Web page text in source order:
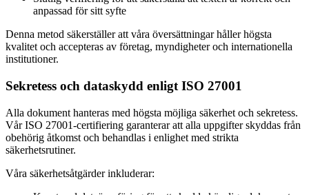
anpassad för sitt syfte
Denna metod säkerställer att våra översättningar håller högsta
kvalitet och accepteras av företag, myndigheter och internationella
institutioner.
Sekretess och dataskydd enligt ISO 27001
Alla dokument hanteras med högsta möjliga säkerhet och sekretess.
Vår ISO 27001-certifiering garanterar att alla uppgifter skyddas från
obehörig åtkomst och behandlas i enlighet med strikta
säkerhetsrutiner.
Våra säkerhetsåtgärder inkluderar: